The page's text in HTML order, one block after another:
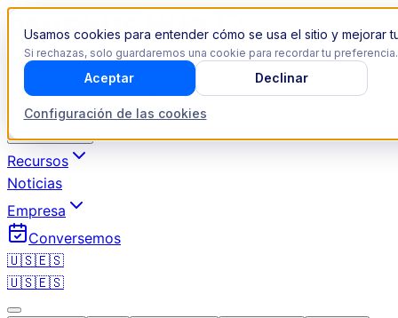
Usamos cookies para entender cómo se usa el sitio y
Si rechazas, solo guardaremos una cookie para recordar tu preferencia.
Configuración de las cookies
Aceptar Declinar
Recursos
Noticias
Empresa
Conversemos
🇺🇸🇪🇸
🇺🇸🇪🇸